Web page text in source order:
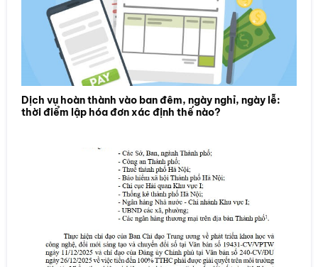
Dịch vụ hoàn thành vào ban đêm, ngày nghỉ, ngày lễ:
thời điểm lập hóa đơn xác định thế nào?